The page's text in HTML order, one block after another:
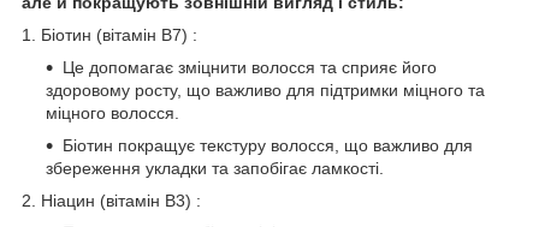
1. Біотин (вітамін B7) :
Це допомагає зміцнити волосся та сприяє його
здоровому росту, що важливо для підтримки міцного та
міцного волосся.
Біотин покращує текстуру волосся, що важливо для
збереження укладки та запобігає ламкості.
2. Ніацин (вітамін B3) :